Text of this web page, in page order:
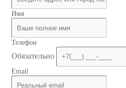
Имя
Телефон
Обязательно
Email